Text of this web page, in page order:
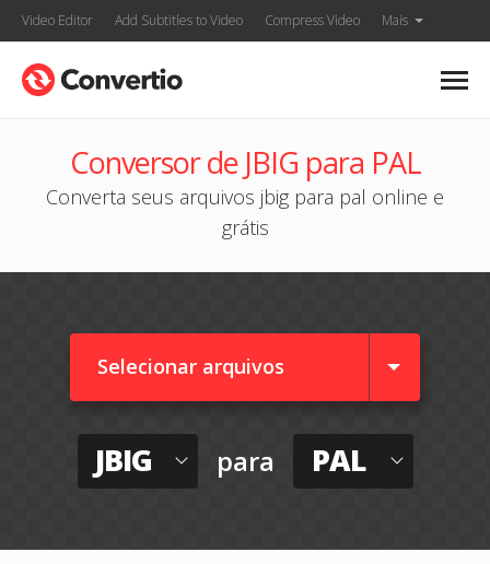
Video Editor Add Subtitles to Video Compress Video Mais
Conversor de JBIG para PAL
Converta seus arquivos jbig para pal online e
grátis
Selecionar arquivos
JBIG para PAL